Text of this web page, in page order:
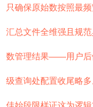
只确保原始数按照最
汇总文件全维强且规
数管理结果——用户后
级查询处配置收尾略